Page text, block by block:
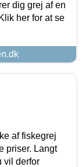
dig grej af en
her for at se
af fiskegrej
priser. Langt
vil derfor